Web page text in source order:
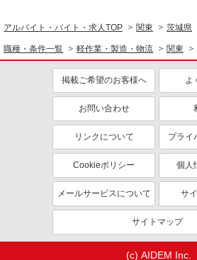
アルバイト・バイト・求人TOP 関東 茨城県
職種・条件一覧 軽作業・製造・物流 関東
掲載ご希望のお客様へ よ
お問い合わせ
リンクについて プライ
Cookieポリシー 個人
メールサービスについて サ
サイトマップ
(c) AIDEM Inc.